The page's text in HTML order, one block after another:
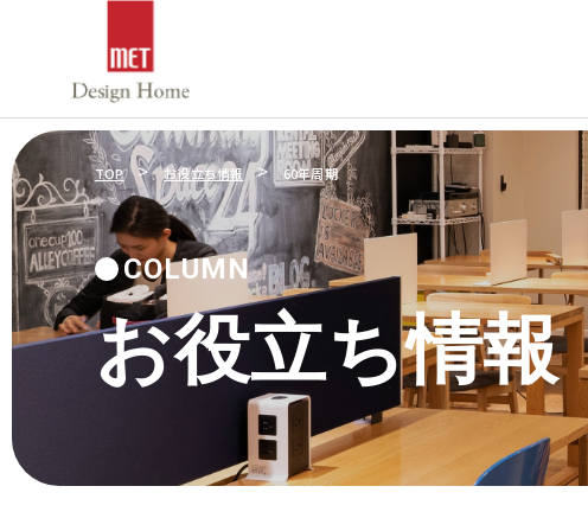
TOP > お役立ち情報 > 60年周期
COLUMN
お役立ち情報